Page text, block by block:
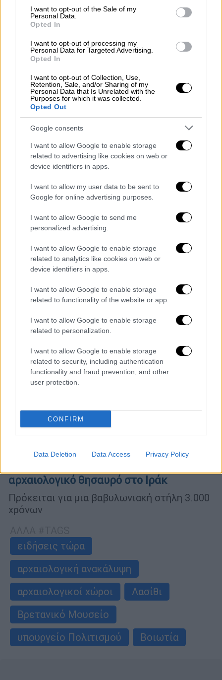
consent section.
I want to opt-out of the Sale of my
Personal Data.
Opted In
I want to opt-out of processing my
Personal Data for Targeted Advertising.
Opted In
I want to opt-out of Collection, Use,
Retention, Sale, and/or Sharing of my
Personal Data that Is Unrelated with the
Purposes for which it was collected.
Opted Out
Google consents
I want to allow Google to enable storage
related to advertising like cookies on web or
device identifiers in apps.
I want to allow my user data to be sent to
Google for online advertising purposes.
I want to allow Google to send me
personalized advertising.
I want to allow Google to enable storage
related to analytics like cookies on web or
device identifiers in apps.
I want to allow Google to enable storage
related to functionality of the website or app.
I want to allow Google to enable storage
related to personalization.
I want to allow Google to enable storage
related to security, including authentication
functionality and fraud prevention, and other
user protection.
CONFIRM
Data Deletion Data Access Privacy Policy
Πολιτισμός|19.04.2019 11:38
Ο θησαυρός του Μετρό Θεσσαλονίκης -
Εντυπωσιακές φωτογραφίες
Τι έφεραν στο φως οι ανασκαφές
Ελλάδα|26.03.2019 13:40
Σέρρες: Αρχαιοκάπηλοι άνοιξαν τούνελ
30 μέτρων κάτω από Μοναστήρι (pics)
Οι συλληφθέντες οδηγήθηκαν στον
Εισαγγελέα Πρωτοδικών Σερρών.
Πολιτισμός|20.03.2019 15:28
αρχαιολογικό θησαυρό στο Ιράκ
Πρόκειται για μια βαβυλωνιακή στήλη 3.000
χρόνων
ειδήσεις τώρα
αρχαιολογική ανακάλυψη
αρχαιολογικοί χώροι
Λασίθι
Βρετανικό Μουσείο
υπουργείο Πολιτισμού
Βοιωτία